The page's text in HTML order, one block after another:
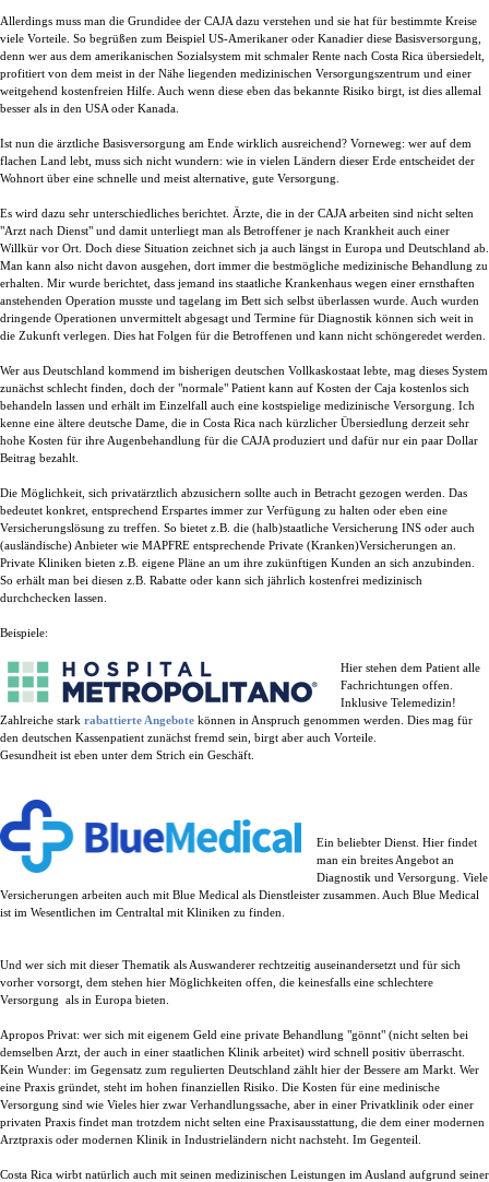
Allerdings muss man die Grundidee der CAJA dazu verstehen und sie hat für bestimmte Kreise
viele Vorteile. So begrüßen zum Beispiel US-Amerikaner oder Kanadier diese Basisversorgung,
denn wer aus dem amerikanischen Sozialsystem mit schmaler Rente nach Costa Rica übersiedelt,
profitiert von dem meist in der Nähe liegenden medizinischen Versorgungszentrum und einer
weitgehend kostenfreien Hilfe. Auch wenn diese eben das bekannte Risiko birgt, ist dies allemal
besser als in den USA oder Kanada.
Ist nun die ärztliche Basisversorgung am Ende wirklich ausreichend? Vorneweg: wer auf dem
flachen Land lebt, muss sich nicht wundern: wie in vielen Ländern dieser Erde entscheidet der
Wohnort über eine schnelle und meist alternative, gute Versorgung.
Es wird dazu sehr unterschiedliches berichtet. Ärzte, die in der CAJA arbeiten sind nicht selten
"Arzt nach Dienst" und damit unterliegt man als Betroffener je nach Krankheit auch einer
Willkür vor Ort. Doch diese Situation zeichnet sich ja auch längst in Europa und Deutschland ab.
Man kann also nicht davon ausgehen, dort immer die bestmögliche medizinische Behandlung zu
erhalten. Mir wurde berichtet, dass jemand ins staatliche Krankenhaus wegen einer ernsthaften
anstehenden Operation musste und tagelang im Bett sich selbst überlassen wurde. Auch wurden
dringende Operationen unvermittelt abgesagt und Termine für Diagnostik können sich weit in
die Zukunft verlegen. Dies hat Folgen für die Betroffenen und kann nicht schöngeredet werden.
Wer aus Deutschland kommend im bisherigen deutschen Vollkaskostaat lebte, mag dieses System
zunächst schlecht finden, doch der "normale" Patient kann auf Kosten der Caja kostenlos sich
behandeln lassen und erhält im Einzelfall auch eine kostspielige medizinische Versorgung. Ich
kenne eine ältere deutsche Dame, die in Costa Rica nach kürzlicher Übersiedlung derzeit sehr
hohe Kosten für ihre Augenbehandlung für die CAJA produziert und dafür nur ein paar Dollar
Beitrag bezahlt.
Die Möglichkeit, sich privatärztlich abzusichern sollte auch in Betracht gezogen werden. Das
bedeutet konkret, entsprechend Erspartes immer zur Verfügung zu halten oder eben eine
Versicherungslösung zu treffen. So bietet z.B. die (halb)staatliche Versicherung INS oder auch
(ausländische) Anbieter wie MAPFRE entsprechende Private (Kranken)Versicherungen an.
Private Kliniken bieten z.B. eigene Pläne an um ihre zukünftigen Kunden an sich anzubinden.
So erhält man bei diesen z.B. Rabatte oder kann sich jährlich kostenfrei medizinisch
durchchecken lassen.
Beispiele:
Hier stehen dem Patient alle
Fachrichtungen offen.
Inklusive Telemedizin!
Zahlreiche stark rabattierte Angebote können in Anspruch genommen werden. Dies mag für
den deutschen Kassenpatient zunächst fremd sein, birgt aber auch Vorteile.
Gesundheit ist eben unter dem Strich ein Geschäft.
Ein beliebter Dienst. Hier findet
man ein breites Angebot an
Diagnostik und Versorgung. Viele
Versicherungen arbeiten auch mit Blue Medical als Dienstleister zusammen. Auch Blue Medical
ist im Wesentlichen im Centraltal mit Kliniken zu finden.
Und wer sich mit dieser Thematik als Auswanderer rechtzeitig auseinandersetzt und für sich
vorher vorsorgt, dem stehen hier Möglichkeiten offen, die keinesfalls eine schlechtere
Versorgung als in Europa bieten.
Apropos Privat: wer sich mit eigenem Geld eine private Behandlung "gönnt" (nicht selten bei
demselben Arzt, der auch in einer staatlichen Klinik arbeitet) wird schnell positiv überrascht.
Kein Wunder: im Gegensatz zum regulierten Deutschland zählt hier der Bessere am Markt. Wer
eine Praxis gründet, steht im hohen finanziellen Risiko. Die Kosten für eine medinische
Versorgung sind wie Vieles hier zwar Verhandlungssache, aber in einer Privatklinik oder einer
privaten Praxis findet man trotzdem nicht selten eine Praxisausstattung, die dem einer modernen
Arztpraxis oder modernen Klinik in Industrieländern nicht nachsteht. Im Gegenteil.
Costa Rica wirbt natürlich auch mit seinen medizinischen Leistungen im Ausland aufgrund seiner